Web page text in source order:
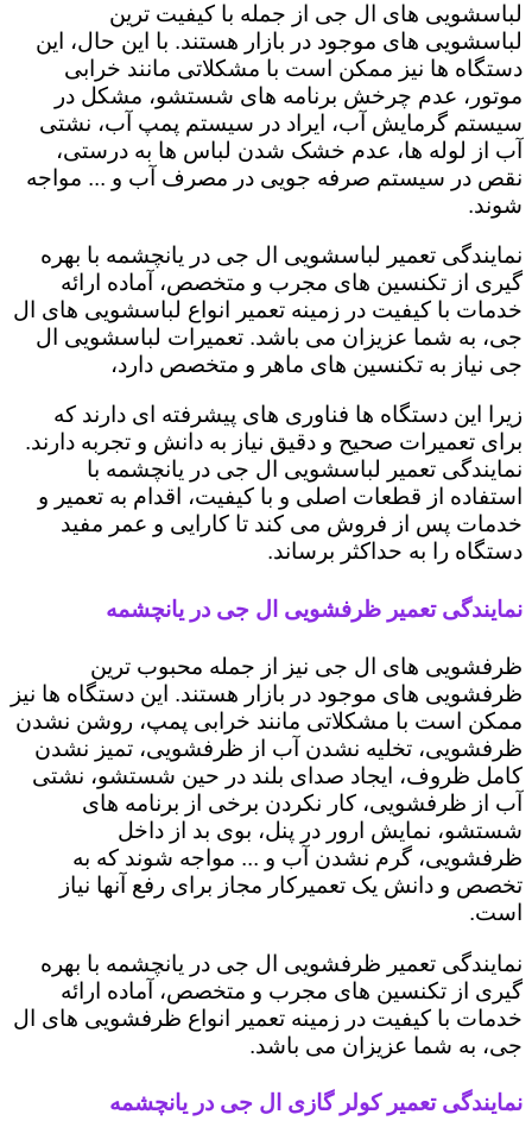
لباسشویی های ال جی از جمله با کیفیت ترین
لباسشویی های موجود در بازار هستند. با این حال، این
دستگاه ها نیز ممکن است با مشکلاتی مانند خرابی
موتور، عدم چرخش برنامه های شستشو، مشکل در
سیستم گرمایش آب، ایراد در سیستم پمپ آب، نشتی
آب از لوله ها، عدم خشک شدن لباس ها به درستی،
نقص در سیستم صرفه جویی در مصرف آب و ... مواجه
شوند.
نمایندگی تعمیر لباسشویی ال جی در یانچشمه با بهره
گیری از تکنسین های مجرب و متخصص، آماده ارائه
خدمات با کیفیت در زمینه تعمیر انواع لباسشویی های ال
جی، به شما عزیزان می باشد. تعمیرات لباسشویی ال
جی نیاز به تکنسین های ماهر و متخصص دارد،
زیرا این دستگاه ها فناوری های پیشرفته ای دارند که
برای تعمیرات صحیح و دقیق نیاز به دانش و تجربه دارند.
نمایندگی تعمیر لباسشویی ال جی در یانچشمه با
استفاده از قطعات اصلی و با کیفیت، اقدام به تعمیر و
خدمات پس از فروش می کند تا کارایی و عمر مفید
دستگاه را به حداکثر برساند.
نمایندگی تعمیر ظرفشویی ال جی در یانچشمه
ظرفشویی های ال جی نیز از جمله محبوب ترین
ظرفشویی های موجود در بازار هستند. این دستگاه ها نیز
ممکن است با مشکلاتی مانند خرابی پمپ، روشن نشدن
ظرفشویی، تخلیه نشدن آب از ظرفشویی، تمیز نشدن
کامل ظروف، ایجاد صدای بلند در حین شستشو، نشتی
آب از ظرفشویی، کار نکردن برخی از برنامه های
شستشو، نمایش ارور در پنل، بوی بد از داخل
ظرفشویی، گرم نشدن آب و ... مواجه شوند که به
تخصص و دانش یک تعمیرکار مجاز برای رفع آنها نیاز
است.
نمایندگی تعمیر ظرفشویی ال جی در یانچشمه با بهره
گیری از تکنسین های مجرب و متخصص، آماده ارائه
خدمات با کیفیت در زمینه تعمیر انواع ظرفشویی های ال
جی، به شما عزیزان می باشد.
نمایندگی تعمیر کولر گازی ال جی در یانچشمه